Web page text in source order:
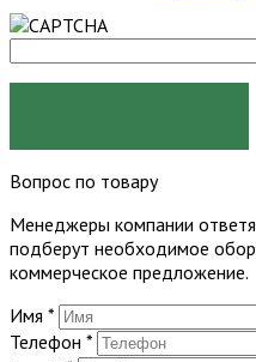
Вопрос по товару
Менеджеры компании
подберут необходимое
коммерческое предложение.
Имя *
Телефон *